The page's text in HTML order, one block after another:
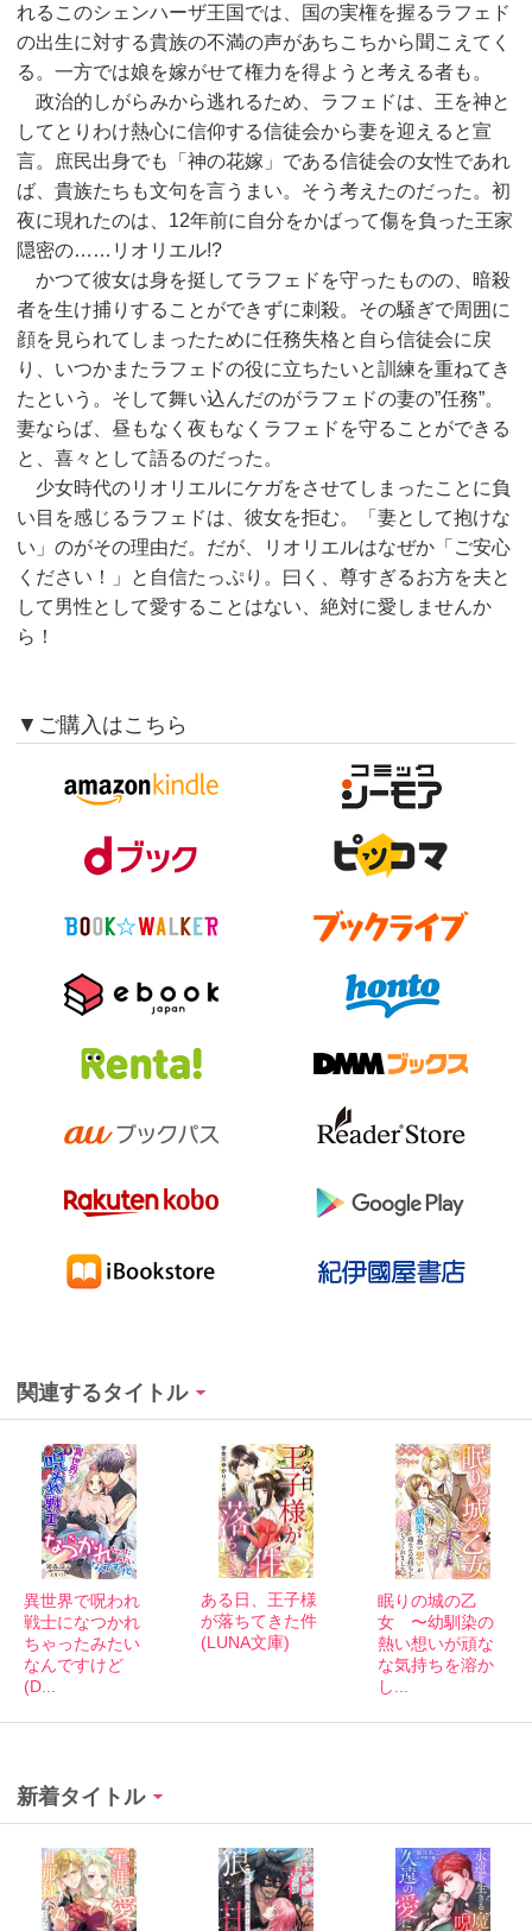
れるこのシェンハーザ王国では、国の実権を握るラフェド
の出生に対する貴族の不満の声があちこちから聞こえてく
る。一方では娘を嫁がせて権力を得ようと考える者も。
政治的しがらみから逃れるため、ラフェドは、王を神と
してとりわけ熱心に信仰する信徒会から妻を迎えると宣
言。庶民出身でも「神の花嫁」である信徒会の女性であれ
ば、貴族たちも文句を言うまい。そう考えたのだった。初
夜に現れたのは、12年前に自分をかばって傷を負った王家
隠密の……リオリエル!?
かつて彼女は身を挺してラフェドを守ったものの、暗殺
者を生け捕りすることができずに刺殺。その騒ぎで周囲に
顔を見られてしまったために任務失格と自ら信徒会に戻
り、いつかまたラフェドの役に立ちたいと訓練を重ねてき
たという。そして舞い込んだのがラフェドの妻の”任務”。
妻ならば、昼もなく夜もなくラフェドを守ることができる
と、喜々として語るのだった。
少女時代のリオリエルにケガをさせてしまったことに負
い目を感じるラフェドは、彼女を拒む。「妻として抱けな
い」のがその理由だ。だが、リオリエルはなぜか「ご安心
ください！」と自信たっぷり。曰く、尊すぎるお方を夫と
して男性として愛することはない、絶対に愛しませんか
ら！
▼ご購入はこちら
関連するタイトル
異世界で呪われ
戦士になつかれ
ちゃったみたい
なんですけど
(D...
ある日、王子様
が落ちてきた件
(LUNA文庫)
眠りの城の乙
女 〜幼馴染の
熱い想いが頑な
な気持ちを溶か
し...
新着タイトル